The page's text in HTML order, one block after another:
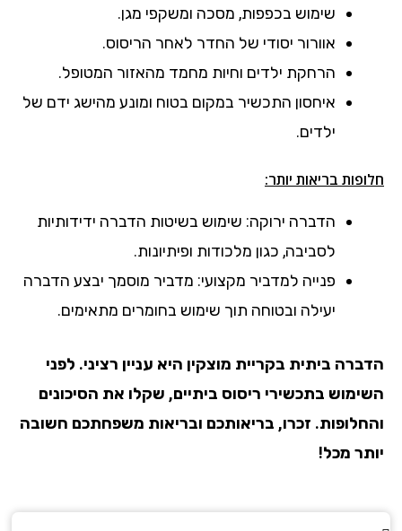
שימוש בכפפות, מסכה ומשקפי מגן.
אוורור יסודי של החדר לאחר הריסוס.
הרחקת ילדים וחיות מחמד מהאזור המטופל.
איחסון התכשיר במקום בטוח ומונע מהישג ידם של
ילדים.
חלופות בריאות יותר:
הדברה ירוקה: שימוש בשיטות הדברה ידידותיות
לסביבה, כגון מלכודות ופיתיונות.
פנייה למדביר מקצועי: מדביר מוסמך יבצע הדברה
יעילה ובטוחה תוך שימוש בחומרים מתאימים.
הדברה ביתית בקריית מוצקין היא עניין רציני. לפני
השימוש בתכשירי ריסוס ביתיים, שקלו את הסיכונים
והחלופות. זכרו, בריאותכם ובריאות משפחתכם חשובה
יותר מכל!